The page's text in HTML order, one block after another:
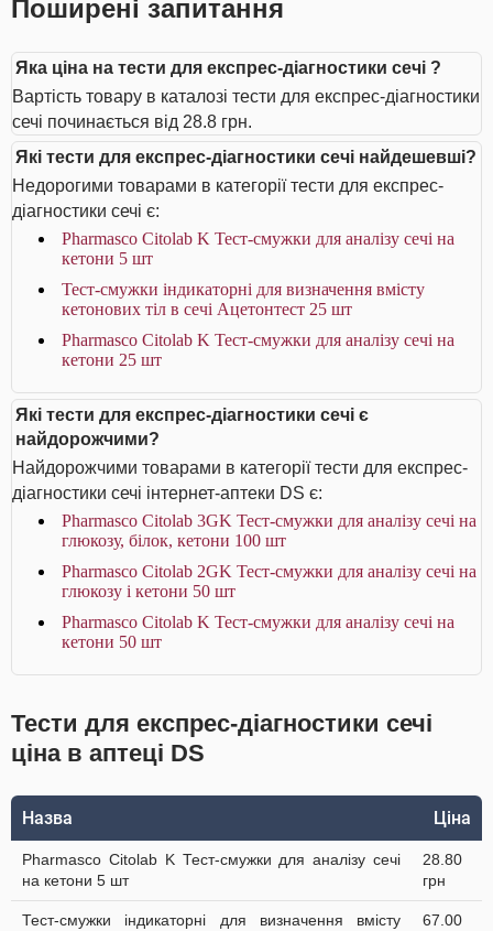
Поширені запитання
Яка ціна на тести для експрес-діагностики сечі ?
Вартість товару в каталозі тести для експрес-діагностики
сечі починається від 28.8 грн.
Які тести для експрес-діагностики сечі найдешевші?
Недорогими товарами в категорії тести для експрес-
діагностики сечі є:
Pharmasco Citolab K Тест-смужки для аналізу сечі на
кетони 5 шт
Тест-смужки індикаторні для визначення вмісту
кетонових тіл в сечі Ацетонтест 25 шт
Pharmasco Citolab K Тест-смужки для аналізу сечі на
кетони 25 шт
Які тести для експрес-діагностики сечі є
найдорожчими?
Найдорожчими товарами в категорії тести для експрес-
діагностики сечі інтернет-аптеки DS є:
Pharmasco Citolab 3GK Тест-смужки для аналізу сечі на
глюкозу, білок, кетони 100 шт
Pharmasco Citolab 2GK Тест-смужки для аналізу сечі на
глюкозу і кетони 50 шт
Pharmasco Citolab K Тест-смужки для аналізу сечі на
кетони 50 шт
Тести для експрес-діагностики сечі
ціна в аптеці DS
Назва Ціна
Pharmasco Citolab K Тест-смужки для аналізу сечі
на кетони 5 шт
28.80
грн
Тест-смужки індикаторні для визначення вмісту
67.00